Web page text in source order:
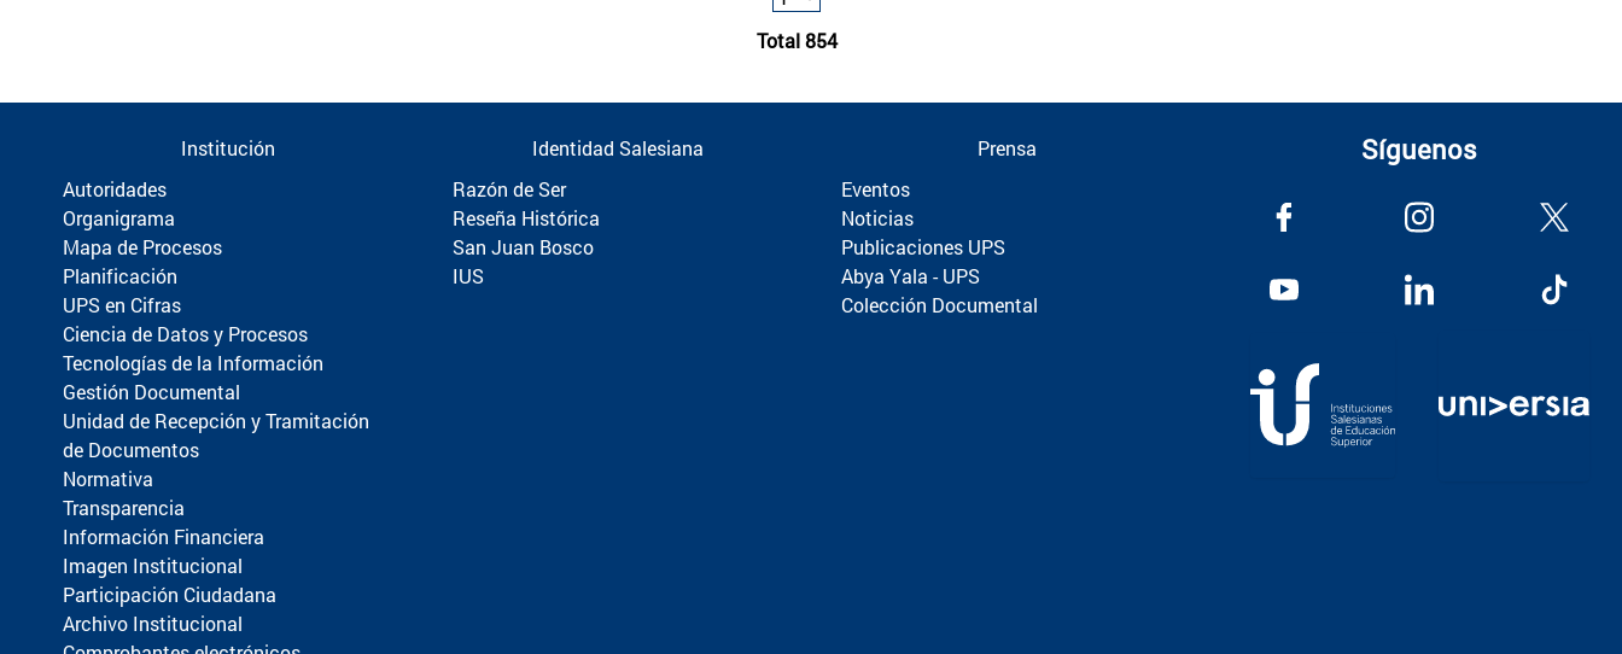
Total 854
Institución
Autoridades
Organigrama
Mapa de Procesos
Planificación
UPS en Cifras
Ciencia de Datos y Procesos
Tecnologías de la Información
Gestión Documental
Unidad de Recepción y Tramitación
de Documentos
Normativa
Transparencia
Información Financiera
Imagen Institucional
Participación Ciudadana
Archivo Institucional
Identidad Salesiana
Razón de Ser
Reseña Histórica
San Juan Bosco
IUS
Prensa
Eventos
Noticias
Publicaciones UPS
Abya Yala - UPS
Colección Documental
Síguenos